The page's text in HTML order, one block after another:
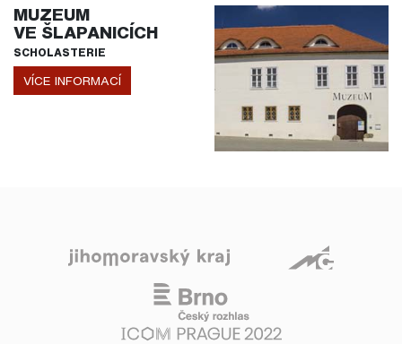
MUZEUM
VE ŠLAPANICÍCH
SCHOLASTERIE
VÍCE INFORMACÍ